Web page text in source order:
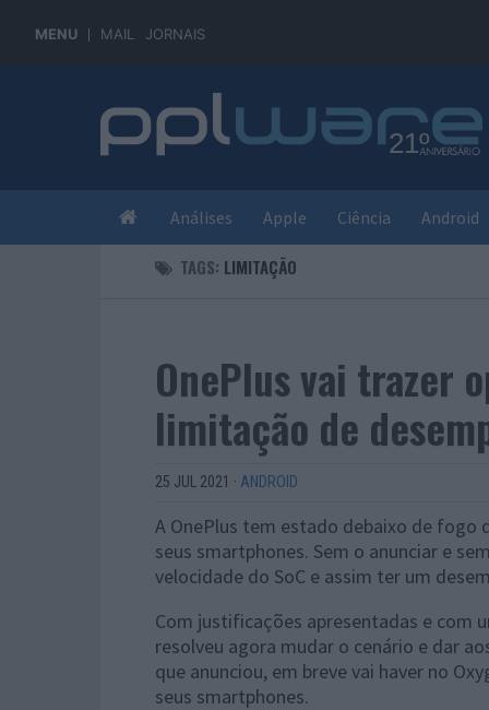
MENU MAIL JORNAIS
Análises Apple Ciência Android
TAGS: LIMITAÇÃO
OnePlus vai trazer
limitação de
25 JUL 2021 · ANDROID
A OnePlus tem estado debaixo de fogo
seus smartphones. Sem o anunciar e
velocidade do SoC e assim ter um
Com justificações apresentadas e com
resolveu agora mudar o cenário e dar
que anunciou, em breve vai haver no
seus smartphones.